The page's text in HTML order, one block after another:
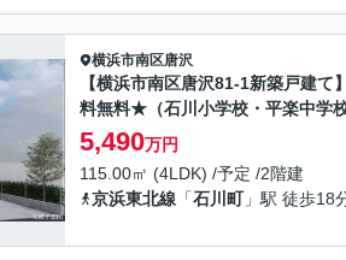
横浜市南区唐沢
【横浜市南区唐沢81-1新築戸建
料無料★（石川小学校・平楽中学校
5,490万円
115.00㎡ (4LDK) /予定 /2階建
京浜東北線 「石川町」駅 徒歩18